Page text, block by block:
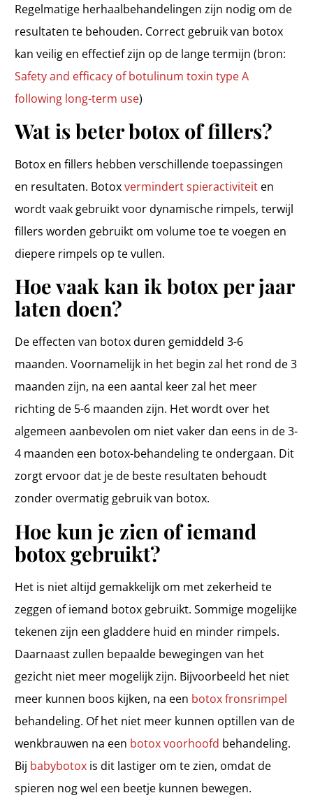
Regelmatige herhaalbehandelingen zijn nodig om de
resultaten te behouden. Correct gebruik van botox
kan veilig en effectief zijn op de lange termijn (bron:
Safety and efficacy of botulinum toxin type A
following long-term use)
Wat is beter botox of fillers?
Botox en fillers hebben verschillende toepassingen
en resultaten. Botoxvermindert spieractiviteit en
wordt vaak gebruikt voor dynamische rimpels, terwijl
fillers worden gebruikt om volume toe te voegen en
diepere rimpels op te vullen.
Hoe vaak kan ik botox per jaar
laten doen?
De effecten van botox duren gemiddeld 3-6
maanden. Voornamelijk in het begin zal het rond de 3
maanden zijn, na een aantal keer zal het meer
richting de 5-6 maanden zijn. Het wordt over het
algemeen aanbevolen om niet vaker dan eens in de 3-
4 maanden een botox-behandeling te ondergaan. Dit
zorgt ervoor dat je de beste resultaten behoudt
zonder overmatig gebruik van botox.
Hoe kun je zien of iemand
botox gebruikt?
Het is niet altijd gemakkelijk om met zekerheid te
zeggen of iemand botox gebruikt. Sommige mogelijke
tekenen zijn een gladdere huid en minder rimpels.
Daarnaast zullen bepaalde bewegingen van het
gezicht niet meer mogelijk zijn. Bijvoorbeeld het niet
meer kunnen boos kijken, na een botox fronsrimpel
behandeling. Of het niet meer kunnen optillen van de
wenkbrauwen na een botox voorhoofd behandeling.
Bij babybotoxis dit lastiger om te zien, omdat de
spieren nog wel een beetje kunnen bewegen.